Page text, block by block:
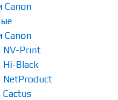
Canon
Canon
NV-Print
Hi-Black
NetProduct
Cactus